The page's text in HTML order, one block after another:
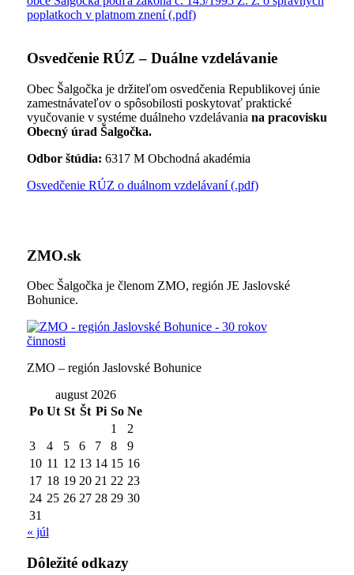
poplatkoch v platnom znení (.pdf)
Osvedčenie RÚZ – Duálne vzdelávanie
Obec Šalgočka je držiteľom osvedčenia Republikovej únie
zamestnávateľov o spôsobilosti poskytovať praktické
vyučovanie v systéme duálneho vzdelávania na pracovisku
Obecný úrad Šalgočka.
Odbor štúdia: 6317 M Obchodná akadémia
Osvedčenie RÚZ o duálnom vzdelávaní (.pdf)
ZMO.sk
Obec Šalgočka je členom ZMO, región JE Jaslovské
Bohunice.
ZMO – región Jaslovské Bohunice
august 2026
Po Ut St Št Pi So Ne
1
2
3
4 5 6 7 8
9
10 11 12 13 14 15 16
17 18 19 20 21 22 23
24 25 26 27 28 29 30
31
« júl
Dôležité odkazy